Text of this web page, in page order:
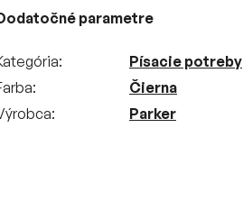
parametre
Písacie potreby
Čierna
Parker